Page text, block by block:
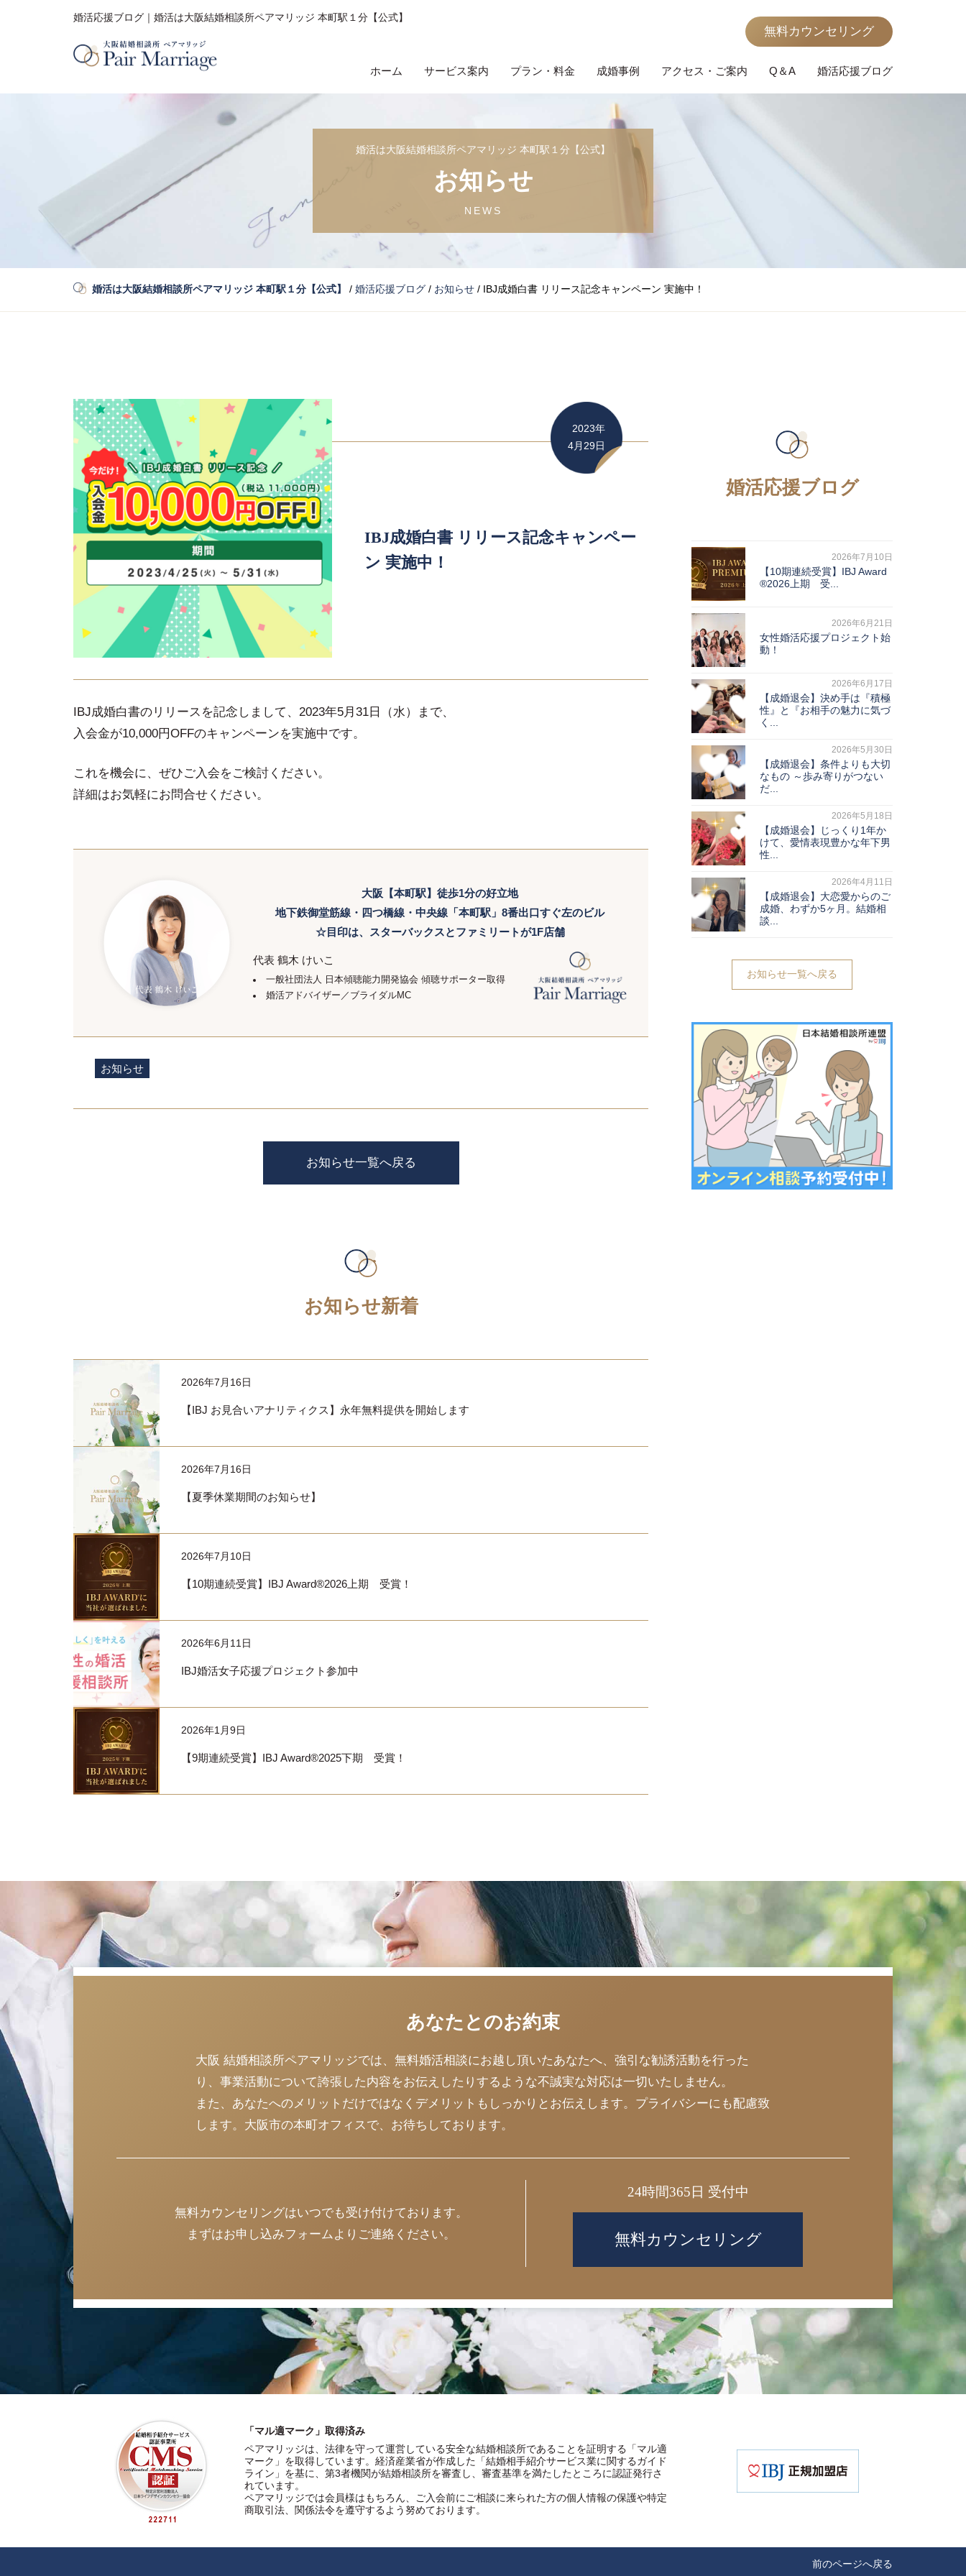
婚活応援ブログ｜婚活は大阪結婚相談所ペアマリッジ 本町駅１分【公式】
無料カウンセリング
ホーム サービス案内 プラン・料金 成婚事例 アクセス・ご案内 Q＆A 婚活応援ブログ
婚活は大阪結婚相談所ペアマリッジ 本町駅１分【公式】
お知らせ
NEWS
婚活は大阪結婚相談所ペアマリッジ 本町駅１分【公式】 / 婚活応援ブログ / お知らせ / IBJ成婚白書 リリース記念キャンペーン 実施中！
2023年
4月29日
IBJ成婚白書 リリース記念キャンペー
ン 実施中！
IBJ成婚白書のリリースを記念しまして、2023年5月31日（水）まで、
入会金が10,000円OFFのキャンペーンを実施中です。
これを機会に、ぜひご入会をご検討ください。
詳細はお気軽にお問合せください。
大阪【本町駅】徒歩1分の好立地
地下鉄御堂筋線・四つ橋線・中央線「本町駅」8番出口すぐ左のビル
☆目印は、スターバックスとファミリートが1F店舗
代表 鶴木 けいこ
一般社団法人 日本傾聴能力開発協会 傾聴サポーター取得
婚活アドバイザー／ブライダルMC
お知らせ
お知らせ一覧へ戻る
お知らせ新着
2026年7月16日
【IBJ お見合いアナリティクス】永年無料提供を開始します
2026年7月16日
【夏季休業期間のお知らせ】
2026年7月10日
【10期連続受賞】IBJ Award®2026上期 受賞！
2026年6月11日
IBJ婚活女子応援プロジェクト参加中
2026年1月9日
【9期連続受賞】IBJ Award®2025下期 受賞！
婚活応援ブログ
2026年7月10日
【10期連続受賞】IBJ Award
®2026上期 受...
2026年6月21日
女性婚活応援プロジェクト始
動！
2026年6月17日
【成婚退会】決め手は『積極
性』と『お相手の魅力に気づ
く...
2026年5月30日
【成婚退会】条件よりも大切
なもの ～歩み寄りがつない
だ...
2026年5月18日
【成婚退会】じっくり1年か
けて、愛情表現豊かな年下男
性...
2026年4月11日
【成婚退会】大恋愛からのご
成婚、わずか5ヶ月。結婚相
談...
お知らせ一覧へ戻る
あなたとのお約束
大阪 結婚相談所ペアマリッジでは、無料婚活相談にお越し頂いたあなたへ、強引な勧誘活動を行った
り、事業活動について誇張した内容をお伝えしたりするような不誠実な対応は一切いたしません。
また、あなたへのメリットだけではなくデメリットもしっかりとお伝えします。プライバシーにも配慮致
します。大阪市の本町オフィスで、お待ちしております。
無料カウンセリングはいつでも受け付けております。
まずはお申し込みフォームよりご連絡ください。
24時間365日 受付中
無料カウンセリング
「マル適マーク」取得済み
ペアマリッジは、法律を守って運営している安全な結婚相談所であることを証明する「マル適
マーク」を取得しています。経済産業省が作成した「結婚相手紹介サービス業に関するガイド
ライン」を基に、第3者機関が結婚相談所を審査し、審査基準を満たしたところに認証発行さ
れています。
ペアマリッジでは会員様はもちろん、ご入会前にご相談に来られた方の個人情報の保護や特定
商取引法、関係法令を遵守するよう努めております。
前のページへ戻る